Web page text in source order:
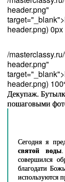
header.png"
header.png)
/
header.png"
header.png)
Декупаж.
пошаговыми
Сегодня я
святой воды.
совершился
благодати
используются